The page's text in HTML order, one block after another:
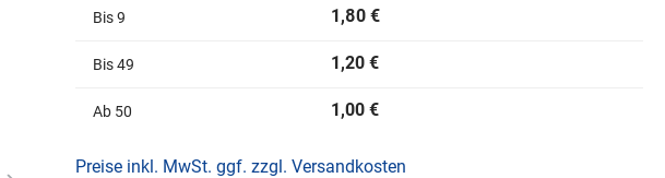
Bis9 1,80 €
Bis49 1,20 €
Ab 50 1,00 €
Preise inkl. MwSt. ggf. zzgl. Versandkosten